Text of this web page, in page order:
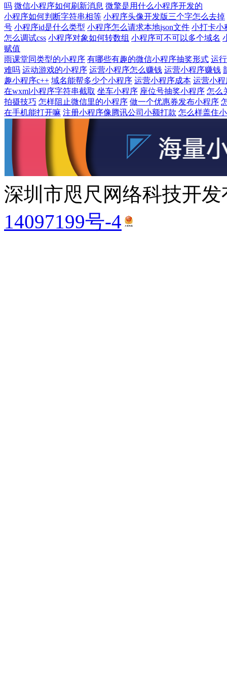
吗 微信小程序如何刷新消息 微擎是用什么小程序开发的
小程序如何判断字符串相等 小程序头像开发版三个字怎么去掉
号 小程序id是什么类型 小程序怎么请求本地json文件 小打卡小
怎么调试css 小程序对象如何转数组 小程序可不可以多个域名
赋值
雨课堂同类型的小程序 有哪些有趣的微信小程序抽奖形式 运
难吗 运动游戏的小程序 运营小程序怎么赚钱 运营小程序赚钱
趣小程序c++ 域名能帮多少个小程序 运营小程序成本 运营小
在wxml小程序字符串截取 坐车小程序 座位号抽奖小程序 怎么
拍摄技巧 怎样阻止微信里的小程序 做一个优惠券发布小程序
在手机能打开嘛 注册小程序像腾讯公司小额打款 怎么样盖住
深圳市咫尺网络科技开
14097199号-4